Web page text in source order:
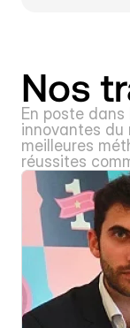
Nos
En poste
innovantes du
meilleures
réussites